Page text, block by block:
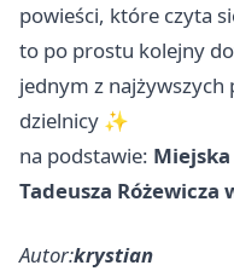
powieści, które czyta
to po prostu kolejny
jednym z
dzielnicy ✨
na podstawie:
Tadeusza Różewicza
Autor:krystian